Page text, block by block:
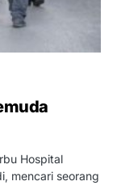
Hospital
mencari seorang